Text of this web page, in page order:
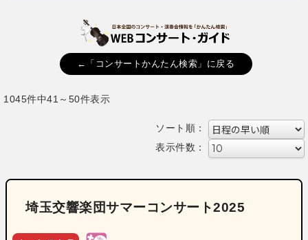
←「コンサートかんたん検索」に戻る
1045件中41～50件表示
ソート順：
表示件数：
埼玉交響楽団サマーコンサート2025